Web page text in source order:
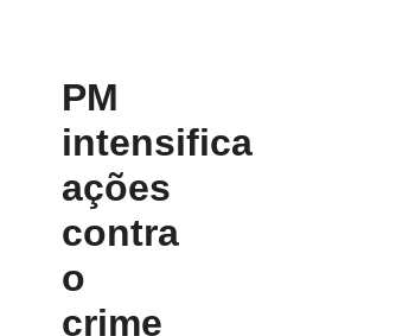
PM
intensifica
ações
contra
o
crime